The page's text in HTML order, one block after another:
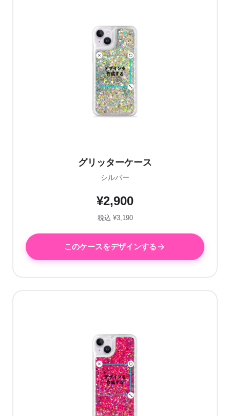
グリッターケース
シルバー
¥2,900
税込 ¥3,190
このケースをデザインする